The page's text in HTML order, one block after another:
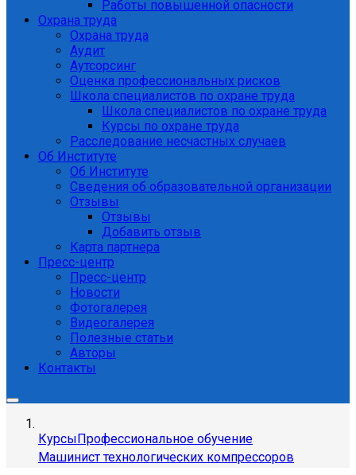
Работы повышенной опасности
Охрана труда
Охрана труда
Аудит
Аутсорсинг
Оценка профессиональных рисков
Школа специалистов по охране труда
Школа специалистов по охране труда
Курсы по охране труда
Расследование несчастных случаев
Об Институте
Об Институте
Сведения об образовательной организации
Отзывы
Отзывы
Добавить отзыв
Карта партнера
Пресс-центр
Пресс-центр
Новости
Фотогалерея
Видеогалерея
Полезные статьи
Авторы
Контакты
КурсыПрофессиональное обучение
Машинист технологических компрессоров